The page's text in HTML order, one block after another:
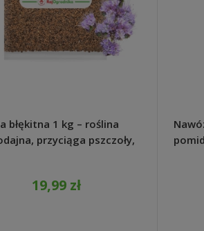
błękitna 1 kg – roślina
przyciąga pszczoły,
19,99 zł